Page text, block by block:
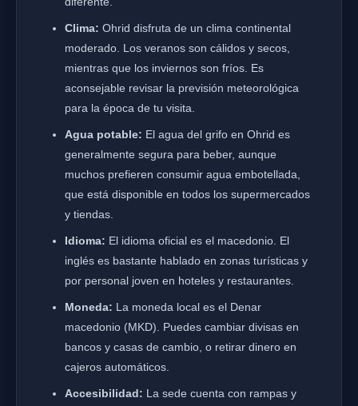
Clima: Ohrid disfruta de un clima continental
moderado. Los veranos son cálidos y secos,
mientras que los inviernos son fríos. Es
aconsejable revisar la previsión meteorológica
para la época de tu visita.
Agua potable: El agua del grifo en Ohrid es
generalmente segura para beber, aunque
muchos prefieren consumir agua embotellada,
que está disponible en todos los supermercados
y tiendas.
Idioma: El idioma oficial es el macedonio. El
inglés es bastante hablado en zonas turísticas y
por personal joven en hoteles y restaurantes.
Moneda: La moneda local es el Denar
macedonio (MKD). Puedes cambiar divisas en
bancos y casas de cambio, o retirar dinero en
cajeros automáticos.
Accesibilidad: La sede cuenta con rampas y